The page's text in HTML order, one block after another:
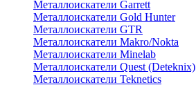
Металлоискатели Garrett
Металлоискатели Gold Hunter
Металлоискатели GTR
Металлоискатели Makro/Nokta
Металлоискатели Minelab
Металлоискатели Quest (Deteknix)
Металлоискатели Teknetics